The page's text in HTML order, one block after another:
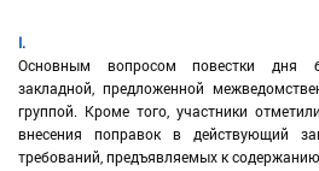
I.
Основным вопросом повестки дня
закладной, предложенной
группой. Кроме того, участники
внесения поправок в действующий
требований, предъявляемых к